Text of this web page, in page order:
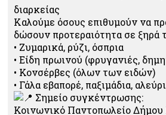
διαρκείας
Καλούμε όσους επιθυμούν να
δώσουν προτεραιότητα σε ξηρά
• Ζυμαρικά, ρύζι, όσπρια
• Είδη πρωινού (φρυγανιές,
• Κονσέρβες (όλων των ειδών)
• Γάλα εβαπορέ, παξιμάδια,
Σημείο συγκέντρωσης:
Κοινωνικό Παντοπωλείο Δήμου